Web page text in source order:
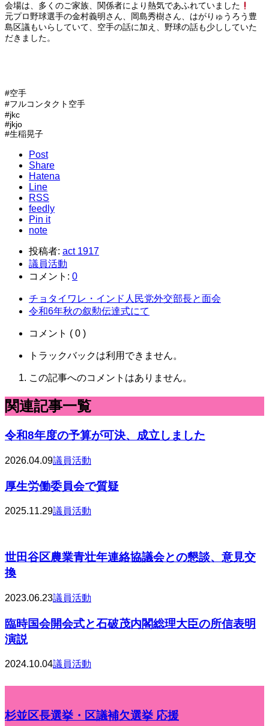
会場は、多くのご家族、関係者により熱気であふれていました
元プロ野球選手の金村義明さん、岡島秀樹さん、はがりゅうろう豊
島区議もいらしていて、空手の話に加え、野球の話も少ししていた
だきました。
#空手
#フルコンタクト空手
#jkc
#jkjo
#生稲晃子
Post
Share
Hatena
Line
RSS
feedly
Pin it
note
投稿者: act 1917
議員活動
コメント: 0
チョタイワレ・インド人民党外交部長と面会
令和6年秋の叙勲伝達式にて
コメント ( 0 )
トラックバックは利用できません。
この記事へのコメントはありません。
関連記事一覧
令和8年度の予算が可決、成立しました
2026.04.09議員活動
厚生労働委員会で質疑
2025.11.29議員活動
世田谷区農業青壮年連絡協議会との懇談、意見交
換
2023.06.23議員活動
臨時国会開会式と石破茂内閣総理大臣の所信表明
演説
2024.10.04議員活動
杉並区長選挙・区議補欠選挙 応援